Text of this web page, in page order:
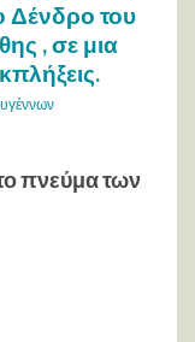
Δένδρο του
, σε μια
πνεύμα των